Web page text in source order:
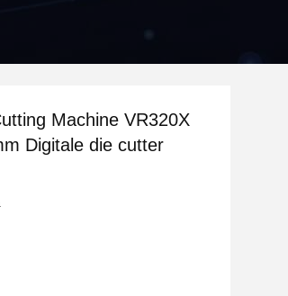
Machine VR320X
Digitale die cutter